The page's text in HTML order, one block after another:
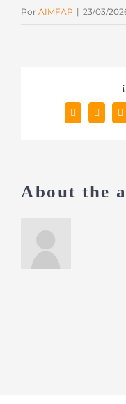
Por AIMFAP | 23/03/
Facebook
X
About the